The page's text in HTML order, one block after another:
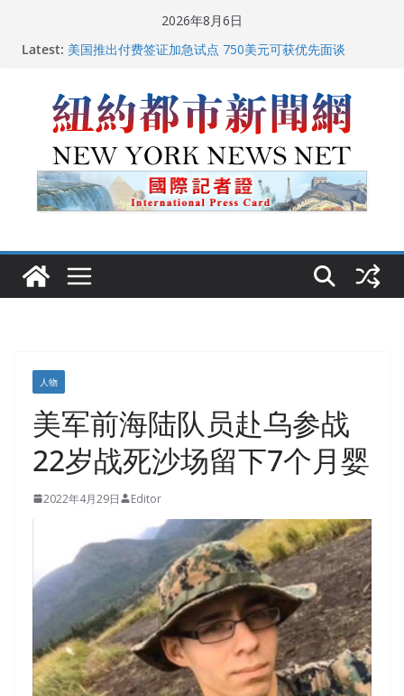
2026年8月6日
Latest: 美国推出付费签证加急试点 750美元可获优先面谈
人！
FBI联合纽约警方突袭多名警界高层住所 涉纽约警察局腐
败刑事调查
中国驻美国大使谢锋邀请美国老教师罗纳德·萨科尔斯基
再次访华
人物
美军前海陆队员赴乌参战
22岁战死沙场留下7个月婴
2022年4月29日 Editor